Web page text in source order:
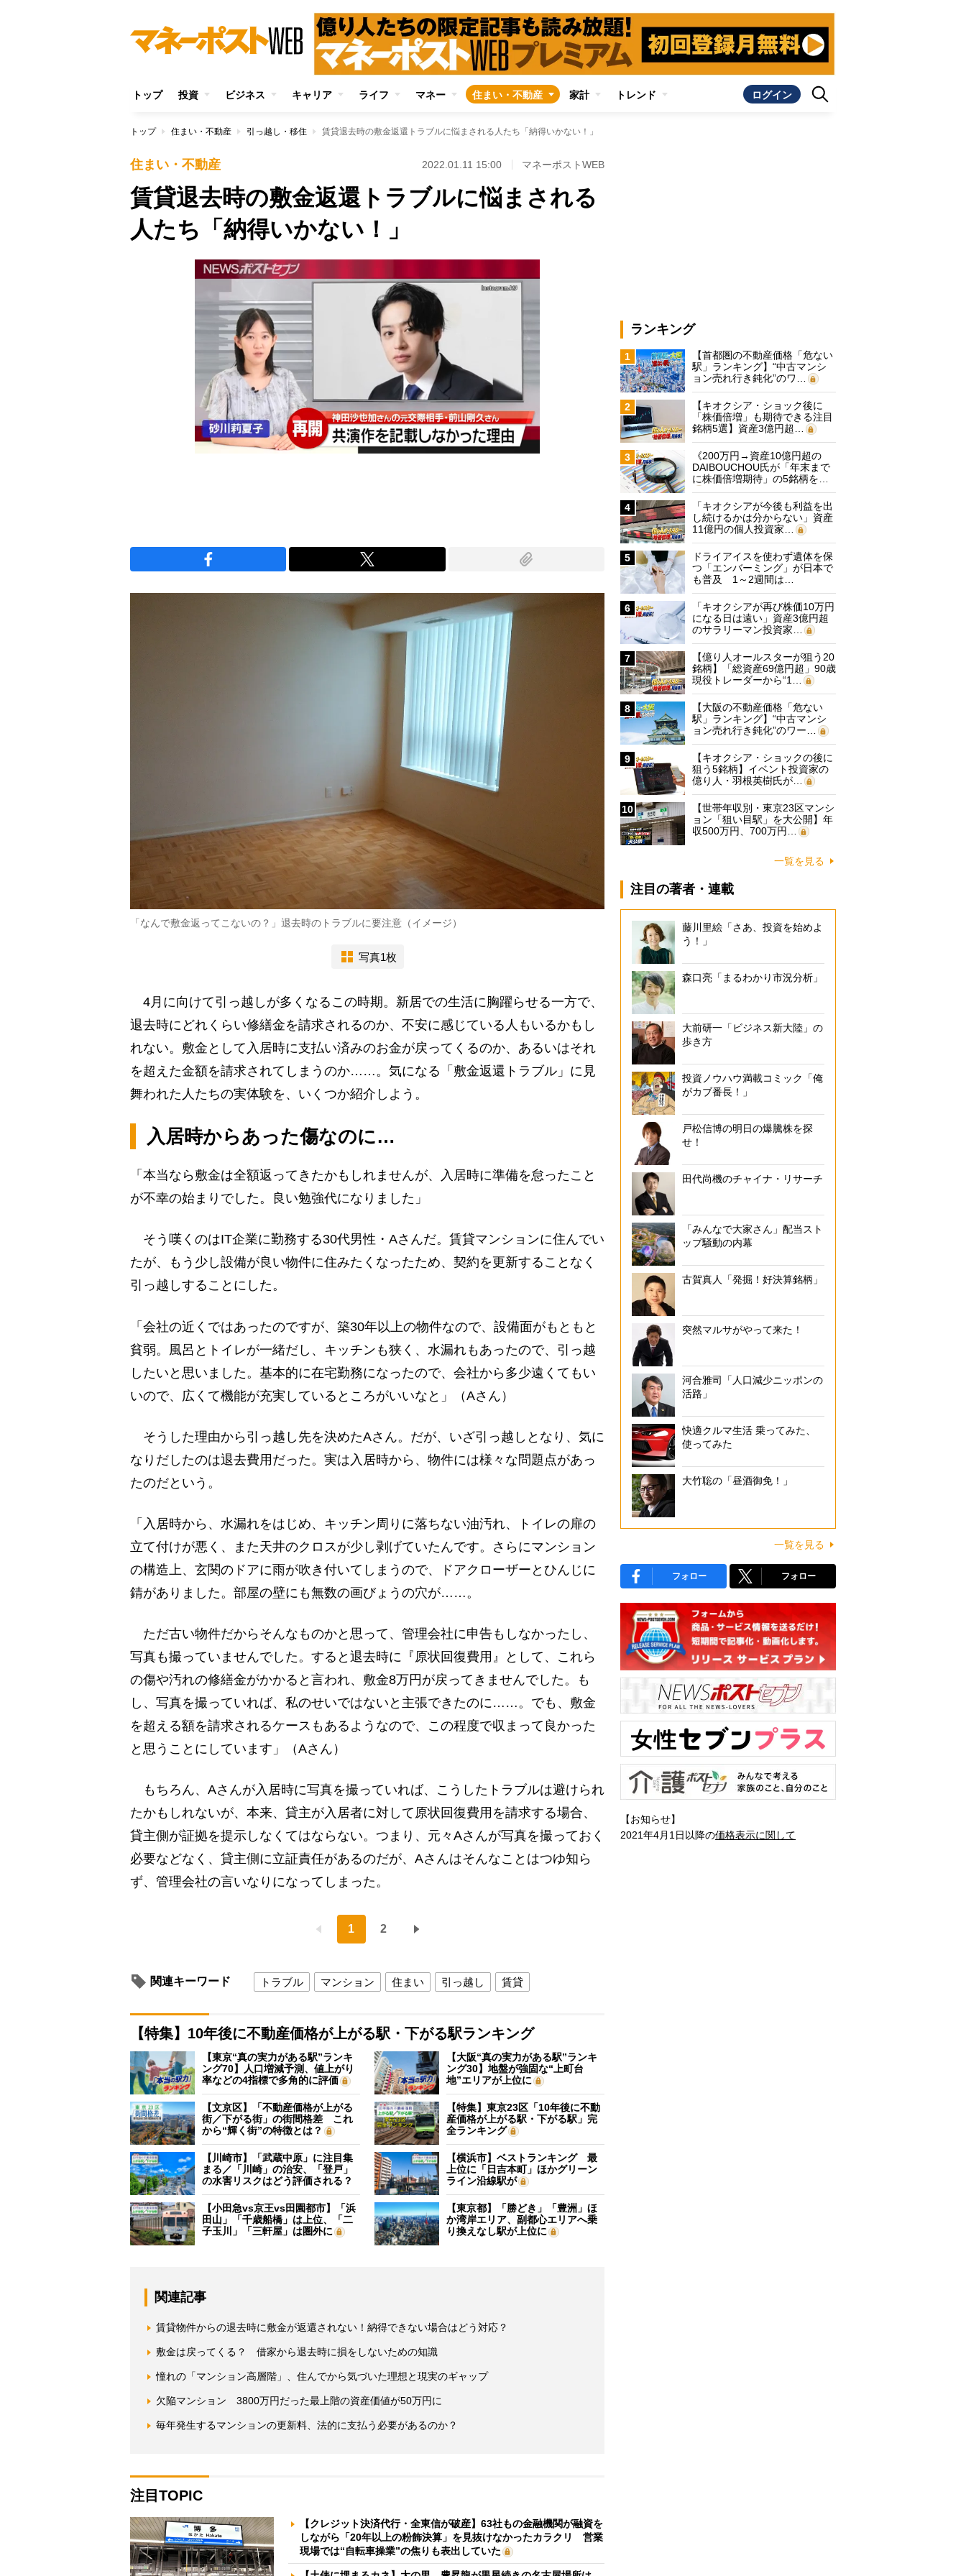
トップ 投資 ビジネス キャリア ライフ マネー 住まい・不動産 家計 トレンド ログイン
トップ 住まい・不動産 引っ越し・移住 賃貸退去時の敷金返還トラブルに悩まされる人たち「納得いかない！」
住まい・不動産 2022.01.11 15:00 マネーポストWEB
賃貸退去時の敷金返還トラブルに悩まされる
人たち「納得いかない！」
「なんで敷金返ってこないの？」退去時のトラブルに要注意（イメージ）
写真1枚
4月に向けて引っ越しが多くなるこの時期。新居での生活に胸躍らせる一方で、
退去時にどれくらい修繕金を請求されるのか、不安に感じている人もいるかもし
れない。敷金として入居時に支払い済みのお金が戻ってくるのか、あるいはそれ
を超えた金額を請求されてしまうのか……。気になる「敷金返還トラブル」に見
舞われた人たちの実体験を、いくつか紹介しよう。
入居時からあった傷なのに…
「本当なら敷金は全額返ってきたかもしれませんが、入居時に準備を怠ったこと
が不幸の始まりでした。良い勉強代になりました」
そう嘆くのはIT企業に勤務する30代男性・Aさんだ。賃貸マンションに住んでい
たが、もう少し設備が良い物件に住みたくなったため、契約を更新することなく
引っ越しすることにした。
「会社の近くではあったのですが、築30年以上の物件なので、設備面がもともと
貧弱。風呂とトイレが一緒だし、キッチンも狭く、水漏れもあったので、引っ越
したいと思いました。基本的に在宅勤務になったので、会社から多少遠くてもい
いので、広くて機能が充実しているところがいいなと」（Aさん）
そうした理由から引っ越し先を決めたAさん。だが、いざ引っ越しとなり、気に
なりだしたのは退去費用だった。実は入居時から、物件には様々な問題点があっ
たのだという。
「入居時から、水漏れをはじめ、キッチン周りに落ちない油汚れ、トイレの扉の
立て付けが悪く、また天井のクロスが少し剥げていたんです。さらにマンション
の構造上、玄関のドアに雨が吹き付いてしまうので、ドアクローザーとひんじに
錆がありました。部屋の壁にも無数の画びょうの穴が……。
ただ古い物件だからそんなものかと思って、管理会社に申告もしなかったし、
写真も撮っていませんでした。すると退去時に『原状回復費用』として、これら
の傷や汚れの修繕金がかかると言われ、敷金8万円が戻ってきませんでした。も
し、写真を撮っていれば、私のせいではないと主張できたのに……。でも、敷金
を超える額を請求されるケースもあるようなので、この程度で収まって良かった
と思うことにしています」（Aさん）
もちろん、Aさんが入居時に写真を撮っていれば、こうしたトラブルは避けられ
たかもしれないが、本来、貸主が入居者に対して原状回復費用を請求する場合、
貸主側が証拠を提示しなくてはならない。つまり、元々Aさんが写真を撮っておく
必要などなく、貸主側に立証責任があるのだが、Aさんはそんなことはつゆ知ら
ず、管理会社の言いなりになってしまった。
1 2
関連キーワード トラブル マンション 住まい 引っ越し 賃貸
【特集】10年後に不動産価格が上がる駅・下がる駅ランキング
【東京“真の実力がある駅”ランキ
ング70】人口増減予測、値上がり
率などの4指標で多角的に評価
【大阪“真の実力がある駅”ランキ
ング30】地盤が強固な“上町台
地”エリアが上位に
【文京区】「不動産価格が上がる
街／下がる街」の街間格差 これ
から“輝く街”の特徴とは？
【特集】東京23区「10年後に不動
産価格が上がる駅・下がる駅」完
全ランキング
【川崎市】「武蔵中原」に注目集
まる／「川崎」の治安、「登戸」
の水害リスクはどう評価される？
【横浜市】ベストランキング 最
上位に「日吉本町」ほかグリーン
ライン沿線駅が
【小田急vs京王vs田園都市】「浜
田山」「千歳船橋」は上位、「二
子玉川」「三軒屋」は圏外に
【東京都】「勝どき」「豊洲」ほ
か湾岸エリア、副都心エリアへ乗
り換えなし駅が上位に
関連記事
賃貸物件からの退去時に敷金が返還されない！納得できない場合はどう対応？
敷金は戻ってくる？ 借家から退去時に損をしないための知識
憧れの「マンション高層階」、住んでから気づいた理想と現実のギャップ
欠陥マンション 3800万円だった最上階の資産価値が50万円に
毎年発生するマンションの更新料、法的に支払う必要があるのか？
注目TOPIC
【クレジット決済代行・全東信が破産】63社もの金融機関が融資を
しながら「20年以上の粉飾決算」を見抜けなかったカラクリ 営業
現場では“自転車操業”の焦りも表出していた
ランキング
1
【首都圏の不動産価格「危ない
駅」ランキング】“中古マンシ
ョン売れ行き鈍化”のワ…
2
【キオクシア・ショック後に
「株価倍増」も期待できる注目
銘柄5選】資産3億円超…
3
《200万円→資産10億円超の
DAIBOUCHOU氏が「年末まで
に株価倍増期待」の5銘柄を…
4
「キオクシアが今後も利益を出
し続けるかは分からない」資産
11億円の個人投資家…
5
ドライアイスを使わず遺体を保
つ「エンバーミング」が日本で
も普及 1～2週間は…
6
「キオクシアが再び株価10万円
になる日は遠い」資産3億円超
のサラリーマン投資家…
7
【億り人オールスターが狙う20
銘柄】「総資産69億円超」90歳
現役トレーダーから“1…
8
【大阪の不動産価格「危ない
駅」ランキング】“中古マンシ
ョン売れ行き鈍化”のワー…
9
【キオクシア・ショックの後に
狙う5銘柄】イベント投資家の
億り人・羽根英樹氏が…
10
【世帯年収別・東京23区マンシ
ョン「狙い目駅」を大公開】年
収500万円、700万円…
一覧を見る
注目の著者・連載
藤川里絵「さあ、投資を始めよ
う！」
森口亮「まるわかり市況分析」
大前研一「ビジネス新大陸」の
歩き方
投資ノウハウ満載コミック「俺
がカブ番長！」
戸松信博の明日の爆騰株を探
せ！
田代尚機のチャイナ・リサーチ
「みんなで大家さん」配当スト
ップ騒動の内幕
古賀真人「発掘！好決算銘柄」
突然マルサがやって来た！
河合雅司「人口減少ニッポンの
活路」
快適クルマ生活 乗ってみた、
使ってみた
大竹聡の「昼酒御免！」
一覧を見る
フォロー フォロー
【お知らせ】
2021年4月1日以降の価格表示に関して